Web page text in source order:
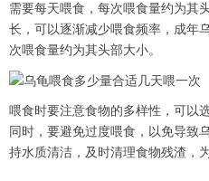
需要每天喂食，每次喂食量约为其
长，可以逐渐减少喂食频率，成年
次喂食量约为其头部大小。
喂食时要注意食物的多样性，可以
同时，要避免过度喂食，以免导致
持水质清洁，及时清理食物残渣，